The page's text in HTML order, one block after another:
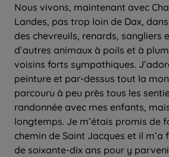
Nous vivons, maintenant avec
Landes, pas trop loin de Dax,
des chevreuils, renards, sangliers
d’autres animaux à poils et à
voisins forts sympathiques.
peinture et par-dessus tout la
parcouru à peu près tous les
randonnée avec mes enfants,
longtemps. Je m’étais promis de
chemin de Saint Jacques et il
de soixante-dix ans pour y